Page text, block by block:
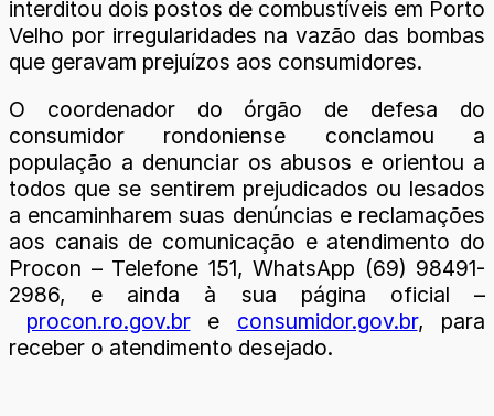
interditou dois postos de combustíveis em Porto
Velho por irregularidades na vazão das bombas
que geravam prejuízos aos consumidores.
O coordenador do órgão de defesa do
consumidor rondoniense conclamou a
população a denunciar os abusos e orientou a
todos que se sentirem prejudicados ou lesados
a encaminharem suas denúncias e reclamações
aos canais de comunicação e atendimento do
Procon – Telefone 151, WhatsApp (69) 98491-
2986, e ainda à sua página oficial –
procon.ro.gov.bre consumidor.gov.br, para
receber o atendimento desejado.